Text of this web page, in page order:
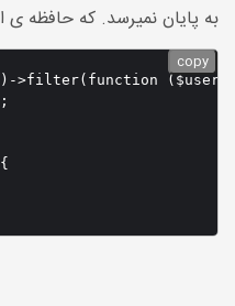
به پایان نمیرسد. که حافظه ی
>filter(function
copy